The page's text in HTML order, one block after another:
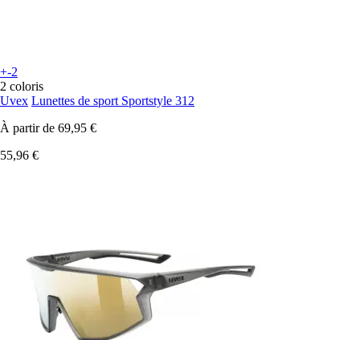
+-2
2 coloris
Uvex Lunettes de sport Sportstyle 312
À partir de 69,95 €
55,96 €